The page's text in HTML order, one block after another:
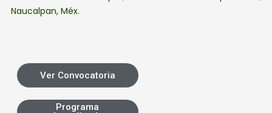
Naucalpan, Méx.
Ver Convocatoria
Programa